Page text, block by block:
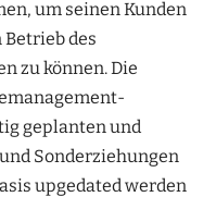
um seinen Kunden
des
zu können. Die
geplanten und
Sonderziehungen
upgedated werden